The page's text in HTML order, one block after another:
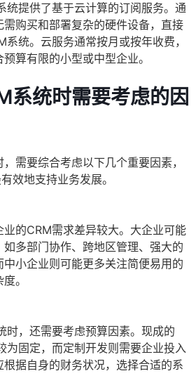
统提供了基于云计算的订阅服务。通
购买和部署复杂的硬件设备，直接
统。云服务通常按月或按年收费，
算有限的小型或中型企业。
系统时需要考虑的因
需要综合考虑以下几个重要因素，
效地支持业务发展。
的CRM需求差异较大。大企业可能
多部门协作、跨地区管理、强大的
小企业则可能更多关注简便易用的
。
时，还需要考虑预算因素。现成的
为固定，而定制开发则需要企业投入
据自身的财务状况，选择合适的系